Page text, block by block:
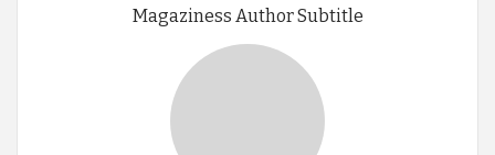
Magaziness Author Subtitle